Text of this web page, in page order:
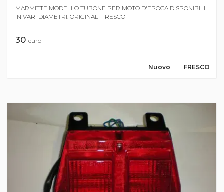
MARMITTE MODELLO TUBONE PER MOTO D'EPOCA DISPONIBILI
IN VARI DIAMETRI. ORIGINALI FRESCO
30 euro
FRESCO
Nuovo